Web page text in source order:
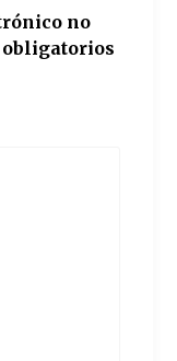
no
obligatorios